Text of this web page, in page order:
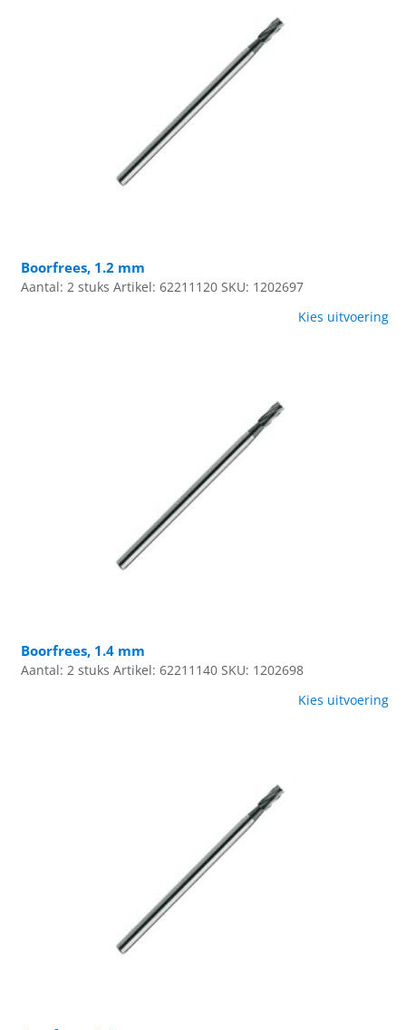
Boorfrees, 1.2 mm
Aantal: 2 stuks Artikel: 62211120 SKU: 1202697
Kies uitvoering
Boorfrees, 1.4 mm
Aantal: 2 stuks Artikel: 62211140 SKU: 1202698
Kies uitvoering